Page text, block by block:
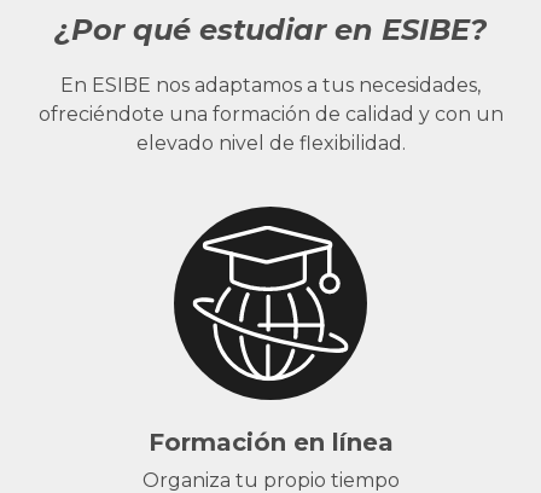
¿Por qué estudiar en ESIBE?
En ESIBE nos adaptamos a tus necesidades,
ofreciéndote una formación de calidad y con un
elevado nivel de flexibilidad.
Formación en línea
Organiza tu propio tiempo